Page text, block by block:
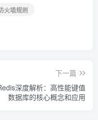
火墙规则
下一篇
深度解析：高性能键值
数据库的核心概念和应用